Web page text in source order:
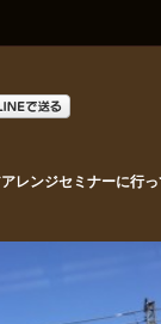
レンジセミナーに行